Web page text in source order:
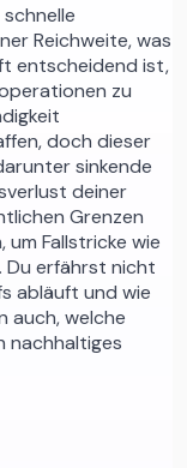
Reichweite, was
entscheidend ist,
zu
doch dieser
sinkende
deiner
Grenzen
Fallstricke wie
Du erfährst nicht
abläuft und wie
auch, welche
nachhaltiges